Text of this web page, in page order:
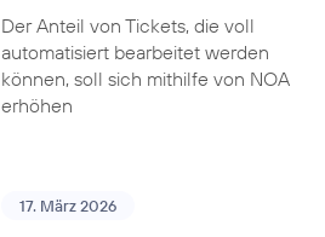
Der Anteil von Tickets, die voll
automatisiert bearbeitet werden
können, soll sich mithilfe von NOA
erhöhen
17. März 2026